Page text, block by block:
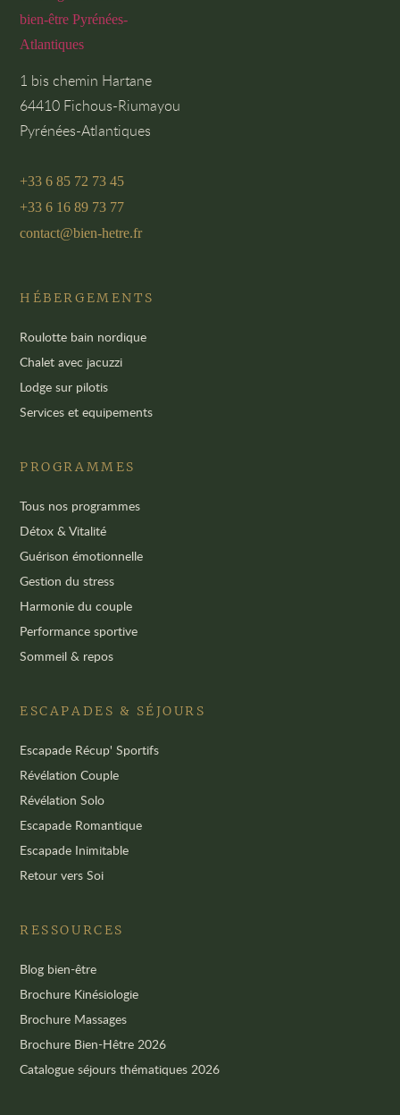
1 bis chemin Hartane
64410 Fichous-Riumayou
Pyrénées-Atlantiques
+33 6 85 72 73 45
+33 6 16 89 73 77
contact@bien-hetre.fr
HÉBERGEMENTS
Roulotte bain nordique
Chalet avec jacuzzi
Lodge sur pilotis
Services et equipements
PROGRAMMES
Tous nos programmes
Détox & Vitalité
Guérison émotionnelle
Gestion du stress
Harmonie du couple
Performance sportive
Sommeil & repos
ESCAPADES & SÉJOURS
Escapade Récup' Sportifs
Révélation Couple
Révélation Solo
Escapade Romantique
Escapade Inimitable
Retour vers Soi
RESSOURCES
Blog bien-être
Brochure Kinésiologie
Brochure Massages
Brochure Bien-Hêtre 2026
Catalogue séjours thématiques 2026